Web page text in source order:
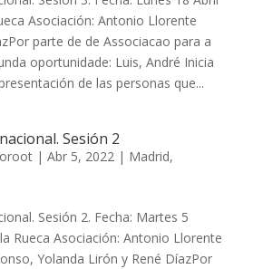
Asociación: Antonio Llorente
parte de de Associacao para a
oportunidade: Luis, André Inicia
de las personas que...
Sesión 2
| Abr 5, 2022| Madrid,
Sesión 2. Fecha: Martes 5
Rueca Asociación: Antonio Llorente
Yolanda Lirón y René DíazPor